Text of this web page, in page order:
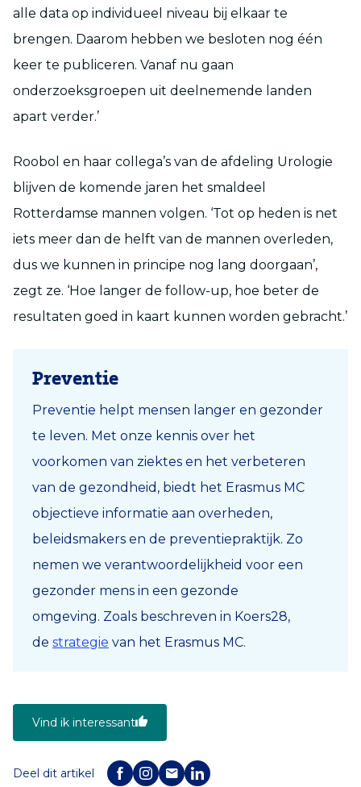
alle data op individueel niveau bij elkaar te
brengen. Daarom hebben we besloten nog één
keer te publiceren. Vanaf nu gaan
onderzoeksgroepen uit deelnemende landen
apart verder.’
Roobol en haar collega’s van de afdeling Urologie
blijven de komende jaren het smaldeel
Rotterdamse mannen volgen. ‘Tot op heden is net
iets meer dan de helft van de mannen overleden,
dus we kunnen in principe nog lang doorgaan’,
zegt ze. ‘Hoe langer de follow-up, hoe beter de
resultaten goed in kaart kunnen worden gebracht.’
Preventie
Preventie helpt mensen langer en gezonder
te leven. Met onze kennis over het
voorkomen van ziektes en het verbeteren
van de gezondheid, biedt het Erasmus MC
objectieve informatie aan overheden,
beleidsmakers en de preventiepraktijk. Zo
nemen we verantwoordelijkheid voor een
gezonder mens in een gezonde
omgeving. Zoals beschreven in Koers28,
de strategie van het Erasmus MC.
Vind ik interessant
Deel dit artikel